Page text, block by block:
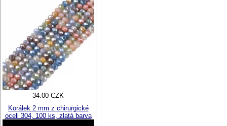
34.00 CZK
Korálek 2 mm z chirurgické
oceli 304, 100 ks, zlatá barva